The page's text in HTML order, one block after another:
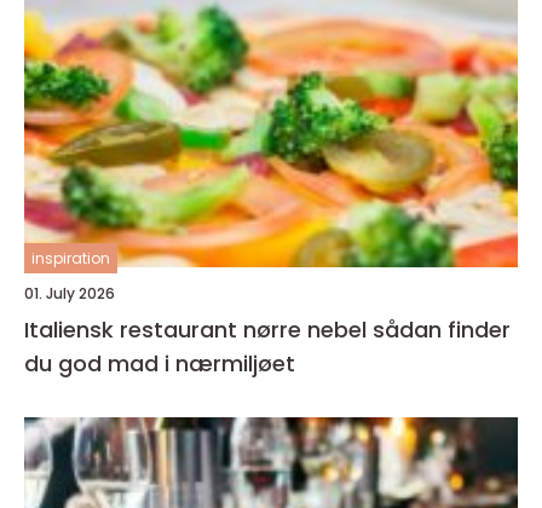
inspiration
01. July 2026
Italiensk restaurant nørre nebel sådan finder
du god mad i nærmiljøet